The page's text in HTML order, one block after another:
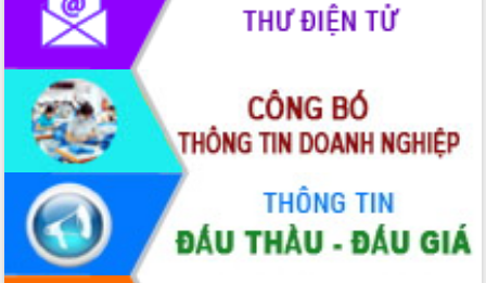
Nâng cao hiệu quả hoạt động của các
doanh nghiệp nhà nước
Hội nghị triển khai kết nối mạng
truyền số liệu chuyên dùng phục vụ cơ
quan Đảng, Nhà nước
Lễ phát động chuỗi hoạt động chung
tay làm sạch môi trường
Xã Ea Kar bước chuyển mình trong
công tác cải cách hành chính mô hình
mới
UBND tỉnh họp báo định kỳ tháng 4
năm 2026